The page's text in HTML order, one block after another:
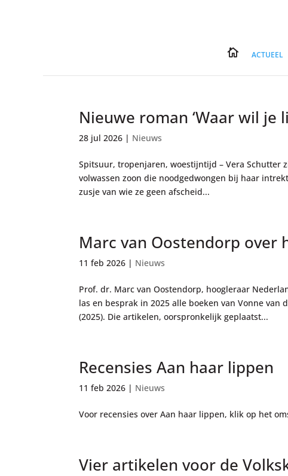
 ACTUEEL
Nieuwe roman ‘Waar wil je
28 jul 2026 | Nieuws
Spitsuur, tropenjaren, woestijntijd – Vera Schutter
volwassen zoon die noodgedwongen bij haar
zusje van wie ze geen afscheid...
Marc van Oostendorp over
11 feb 2026 | Nieuws
Prof. dr. Marc van Oostendorp, hoogleraar
las en besprak in 2025 alle boeken van Vonne
(2025). Die artikelen, oorspronkelijk geplaatst...
Recensies Aan haar lippen
11 feb 2026 | Nieuws
Voor recensies over Aan haar lippen, klik op het
Vier artikelen voor de